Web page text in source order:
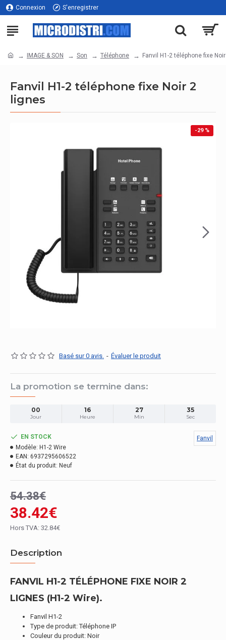
Connexion S'enregistrer
IMAGE & SON Son Téléphone Fanvil H1-2 téléphone fixe
Fanvil H1-2 téléphone fixe Noir 2
lignes
-29 %
Basé sur 0 avis. - Évaluer le produit
La promotion se termine dans:
00
Jour
16
Heure
27
Min
35
Sec
38.42€
54.38€
Hors TVA: 32.84€
EN STOCK
Modèle: H1-2 Wire
EAN: 6937295606522
État du produit: Neuf
Fanvil
Description
FANVIL H1-2 TÉLÉPHONE FIXE NOIR 2
LIGNES (H1-2 Wire).
Fanvil H1-2
Type de produit: Téléphone IP
Couleur du produit: Noir